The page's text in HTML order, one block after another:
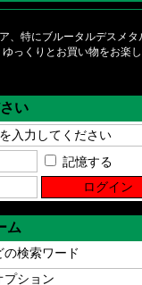
、特にブルータルデスメタ
っくりとお買い物をお楽
い
記憶する
ム
検索ワード